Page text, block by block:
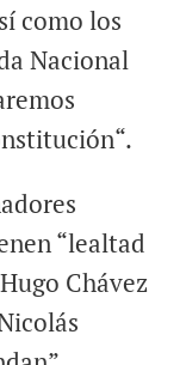
como los
Nacional
“lealtad
Chávez